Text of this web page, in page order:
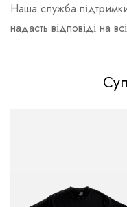
Наша служба
надасть відповіді на